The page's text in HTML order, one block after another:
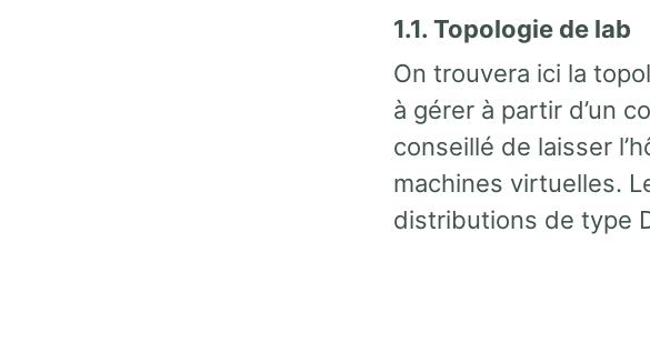
1.1. Topologie de lab
On trouvera ici la
à gérer à partir d’un
conseillé de laisser
machines virtuelles.
distributions de type